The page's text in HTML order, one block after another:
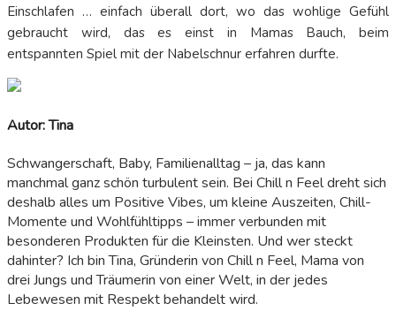
Einschlafen … einfach überall dort, wo das wohlige Gefühl
gebraucht wird, das es einst in Mamas Bauch, beim
entspannten Spiel mit der Nabelschnur erfahren durfte.
Autor: Tina
Schwangerschaft, Baby, Familienalltag – ja, das kann
manchmal ganz schön turbulent sein. Bei Chill n Feel dreht sich
deshalb alles um Positive Vibes, um kleine Auszeiten, Chill-
Momente und Wohlfühltipps – immer verbunden mit
besonderen Produkten für die Kleinsten. Und wer steckt
dahinter? Ich bin Tina, Gründerin von Chill n Feel, Mama von
drei Jungs und Träumerin von einer Welt, in der jedes
Lebewesen mit Respekt behandelt wird.